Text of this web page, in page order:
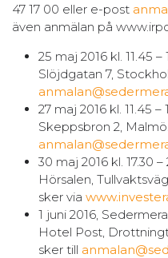
47 17 00 eller e-post
även anmälan på
25 maj 2016 kl. 11.45
Slöjdgatan 7,
27 maj 2016 kl. 11.45
Skeppsbron 2,
30 maj 2016 kl. 17.30
Hörsalen,
sker via
1 juni 2016,
Hotel Post,
sker till